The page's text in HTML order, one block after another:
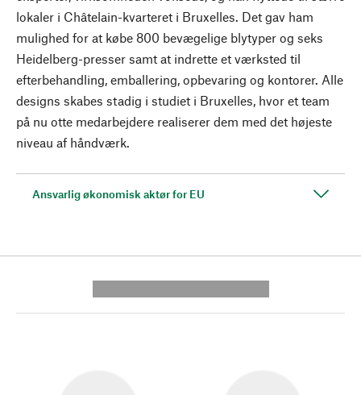
lokaler i Châtelain-kvarteret i Bruxelles. Det gav ham
mulighed for at købe 800 bevægelige blytyper og seks
Heidelberg-presser samt at indrette et værksted til
efterbehandling, emballering, opbevaring og kontorer. Alle
designs skabes stadig i studiet i Bruxelles, hvor et team
på nu otte medarbejdere realiserer dem med det højeste
niveau af håndværk.
Ansvarlig økonomisk aktør for EU